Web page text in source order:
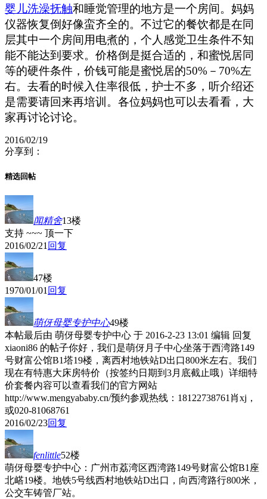
婴儿洗澡抚触和睡觉管理的地方是一个房间。妈妈
仪器恢复倒好像蛮齐全的。不过它的餐饮都是在同
层其中一个房间用电煮的，个人感觉卫生条件不知
能不能达到要求。价格倒是挺合适的，和蜜悦居同
等的硬件条件，价钱可能是蜜悦居的50%－70%左
右。去看的时候入住率很低，护士不多，听介绍还
是需要请回来再培训。各位妈妈也可以去看看，大
家再讨论讨论。
2016/02/19
分享到：
精选回帖
闻精舍13楼
支持 ~~~ 顶一下
2016/02/21 回复
47楼
1970/01/01 回复
萌伢母婴专护中心49楼
本帖最后由 萌伢母婴专护中心 于 2016-2-23 13:01 编辑 回复
xiaoni86 的帖子你好，我们是萌伢月子中心坐落于西湾路149
号财富公馆B1塔19楼，离西村地铁站D出口800米左右。我们
现在有特惠大床房特价（按签约日期到3月底截止哦）详细特
价套餐内容可以查看我们的官方网站
http://www.mengyababy.cn/预约参观热线：18122738761肖xj，
或020-81068761
2016/02/23回复
fenlittle52楼
萌伢母婴专护中心：广州市荔湾区西湾路149号财富公馆B1座
北㟷19楼。地铁5号线西村地铁站D出口，向西湾路行800米，
公交车铸管厂站。